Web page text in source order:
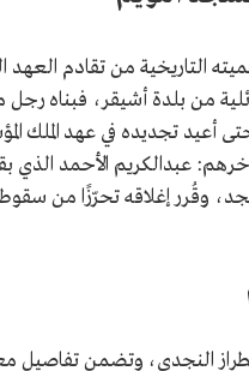
التاريخية من تقادم العهد
من بلدة أشيقر، فبناه
أعيد تجديده في عهد الملك
وقُرر إغلاقه تحرّزًا من
النجدي، وتضمن تفاصيل